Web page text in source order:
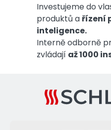
Investujeme do
produktů a řízení
inteligence.
Interně odborně
zvládají až 1000